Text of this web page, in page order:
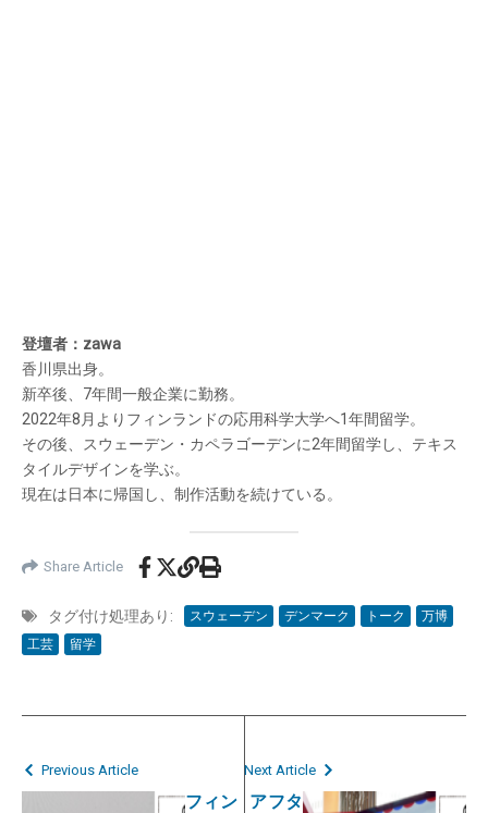
登壇者：zawa
香川県出身。
新卒後、7年間一般企業に勤務。
2022年8月よりフィンランドの応用科学大学へ1年間留学。
その後、スウェーデン・カペラゴーデンに2年間留学し、テキス
タイルデザインを学ぶ。
現在は日本に帰国し、制作活動を続けている。
Share Article
タグ付け処理あり: スウェーデン デンマーク トーク
万博
工芸
留学
Previous Article
フィン
Next Article
アフタ